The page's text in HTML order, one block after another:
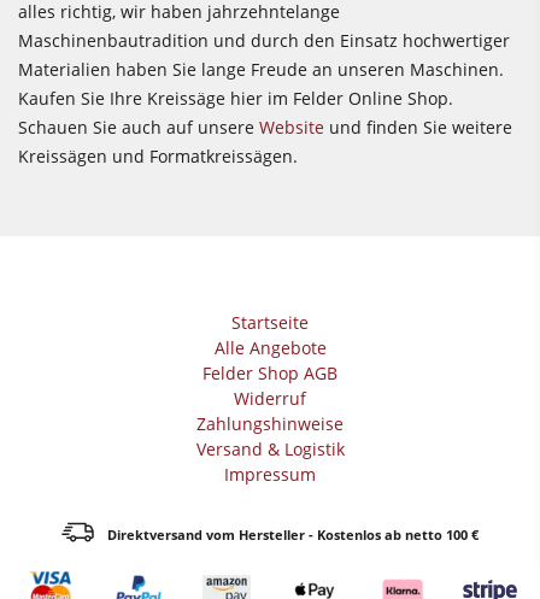
alles richtig, wir haben jahrzehntelange
Maschinenbautradition und durch den Einsatz hochwertiger
Materialien haben Sie lange Freude an unseren Maschinen.
Kaufen Sie Ihre Kreissäge hier im Felder Online Shop.
Schauen Sie auch auf unsere Website und finden Sie weitere
Kreissägen und Formatkreissägen.
Startseite
Alle Angebote
Felder Shop AGB
Widerruf
Zahlungshinweise
Versand & Logistik
Impressum
Direktversand vom Hersteller - Kostenlos ab netto 100 €